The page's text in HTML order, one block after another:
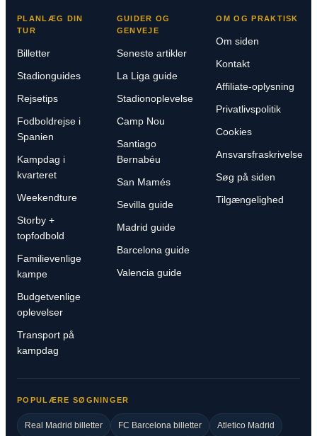
PLANLÆG DIN
TUR
Billetter
Stadionguides
Rejsetips
Fodboldrejse i
Spanien
Kampdag i
kvarteret
Weekendture
Storby +
topfodbold
Familievenlige
kampe
Budgetvenlige
oplevelser
Transport på
kampdag
GUIDER OG
GENVEJE
Seneste artikler
La Liga guide
Stadionoplevelse
Camp Nou
Santiago
Bernabéu
San Mamés
Sevilla guide
Madrid guide
Barcelona guide
Valencia guide
OM OG PRAKTISK
Om siden
Kontakt
Affiliate-oplysning
Privatlivspolitik
Cookies
Ansvarsfraskrivelse
Søg på siden
Tilgængelighed
POPULÆRE SØGNINGER
Real Madrid billetter FC Barcelona billetter Atletico Madrid